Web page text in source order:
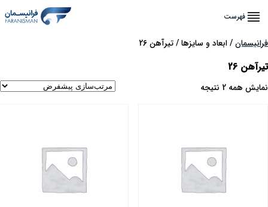
فهرست
/ ابعاد و سایزها / تیرآهن 26
26
همه 2 نتیجه